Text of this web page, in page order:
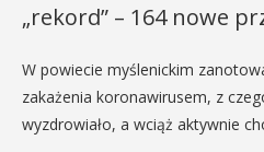
„rekord” – 164 nowe
W powiecie myślenickim
zakażenia koronawirusem, z
wyzdrowiało, a wciąż aktywnie